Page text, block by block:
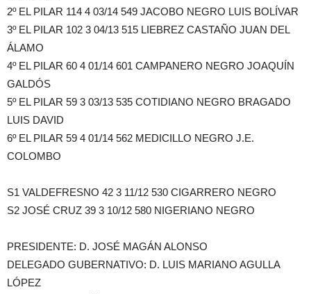
2º EL PILAR 114 4 03/14 549 JACOBO NEGRO LUIS BOLÍVAR
3º EL PILAR 102 3 04/13 515 LIEBREZ CASTAÑO JUAN DEL
ÁLAMO
4º EL PILAR 60 4 01/14 601 CAMPANERO NEGRO JOAQUÍN
GALDÓS
5º EL PILAR 59 3 03/13 535 COTIDIANO NEGRO BRAGADO
LUIS DAVID
6º EL PILAR 59 4 01/14 562 MEDICILLO NEGRO J.E.
COLOMBO
S1 VALDEFRESNO 42 3 11/12 530 CIGARRERO NEGRO
S2 JOSÉ CRUZ 39 3 10/12 580 NIGERIANO NEGRO
PRESIDENTE: D. JOSÉ MAGÁN ALONSO
DELEGADO GUBERNATIVO: D. LUIS MARIANO AGULLA
LÓPEZ